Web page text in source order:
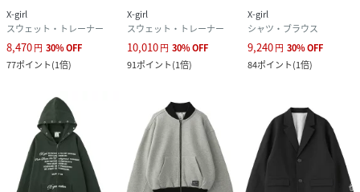
X-girl
スウェット・トレーナー
8,470円 30%OFF
77ポイント(1倍)
X-girl
スウェット・トレーナー
10,010円 30%OFF
91ポイント(1倍)
X-girl
シャツ・ブラウス
9,240円 30%OFF
84ポイント(1倍)